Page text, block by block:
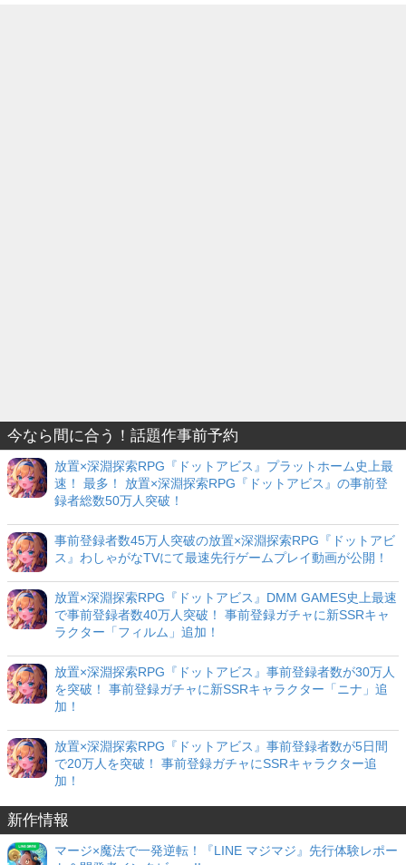
今なら間に合う！話題作事前予約
放置×深淵探索RPG『ドットアビス』プラットホーム史上最
速！ 最多！ 放置×深淵探索RPG『ドットアビス』の事前登
録者総数50万人突破！
事前登録者数45万人突破の放置×深淵探索RPG『ドットアビ
ス』わしゃがなTVにて最速先行ゲームプレイ動画が公開！
放置×深淵探索RPG『ドットアビス』DMM GAMES史上最速
で事前登録者数40万人突破！ 事前登録ガチャに新SSRキャ
ラクター「フィルム」追加！
放置×深淵探索RPG『ドットアビス』事前登録者数が30万人
を突破！ 事前登録ガチャに新SSRキャラクター「ニナ」追
加！
放置×深淵探索RPG『ドットアビス』事前登録者数が5日間
で20万人を突破！ 事前登録ガチャにSSRキャラクター追
加！
新作情報
マージ×魔法で一発逆転！『LINE マジマジ』先行体験レポー